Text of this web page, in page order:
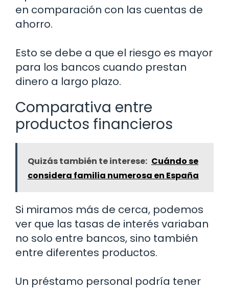
en comparación con las cuentas de
ahorro.
Esto se debe a que el riesgo es mayor
para los bancos cuando prestan
dinero a largo plazo.
Comparativa entre
productos financieros
Quizás también te interese: Cuándo se
considera familia numerosa en España
Si miramos más de cerca, podemos
ver que las tasas de interés variaban
no solo entre bancos, sino también
entre diferentes productos.
Un préstamo personal podría tener